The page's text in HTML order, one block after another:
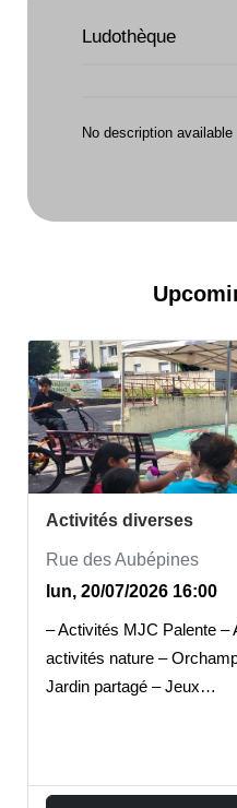
Ludothèque
No description available
Activités diverses
Rue des Aubépines
lun, 20/07/2026 16:00
– Activités MJC Palente –
activités nature –
Jardin partagé – Jeux…